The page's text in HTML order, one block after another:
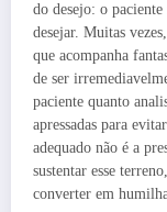
do desejo: o paciente
desejar. Muitas
que acompanha
de ser
paciente quanto
apressadas para
adequado não é a
sustentar esse
converter em